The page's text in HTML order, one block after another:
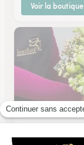
Voir la boutique